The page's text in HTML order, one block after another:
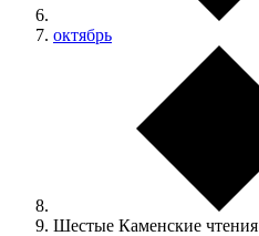
октябрь
Шестые Каменские чтения